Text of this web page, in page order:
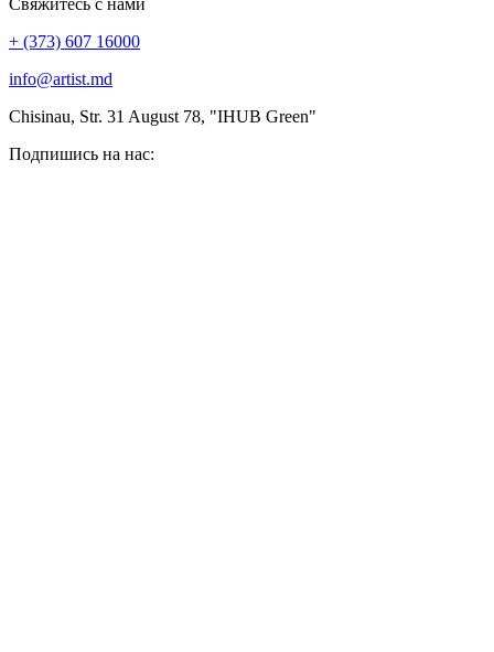
+ (373) 607 16000
info@artist.md
Chisinau, Str. 31 August 78, "IHUB Green"
Подпишись на нас: